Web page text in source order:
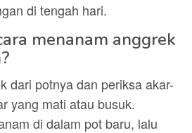
di tengah hari.
menanam anggrek
dari potnya dan periksa akar-
yang mati atau busuk.
di dalam pot baru, lalu